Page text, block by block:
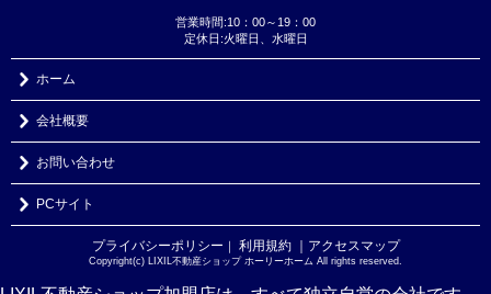
営業時間:10：00～19：00
定休日:火曜日、水曜日
ホーム
会社概要
お問い合わせ
PCサイト
プライバシーポリシー ｜ 利用規約 ｜アクセスマップ
Copyright(c) LIXIL不動産ショップ ホーリーホーム All rights reserved.